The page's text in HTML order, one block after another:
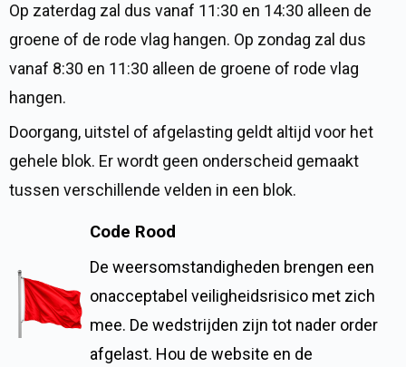
Op zaterdag zal dus vanaf 11:30 en 14:30 alleen de
groene of de rode vlag hangen. Op zondag zal dus
vanaf 8:30 en 11:30 alleen de groene of rode vlag
hangen.
Doorgang, uitstel of afgelasting geldt altijd voor het
gehele blok. Er wordt geen onderscheid gemaakt
tussen verschillende velden in een blok.
Code Rood
De weersomstandigheden brengen een
onacceptabel veiligheidsrisico met zich
mee. De wedstrijden zijn tot nader order
afgelast. Hou de website en de